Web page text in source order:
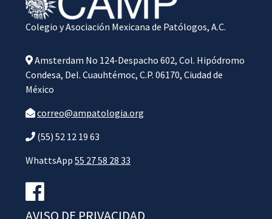
Colegio y Asociación Mexicana de Patólogos, A.C.
Amsterdam No 124-Despacho 602, Col. Hipódromo
Condesa, Del. Cuauhtémoc, C.P. 06170, Ciudad de
México
correo@ampatologia.org
(55) 52 12 19 63
WhattsApp 55 27 58 28 33
AVISO DE PRIVACIDAD